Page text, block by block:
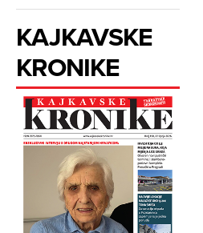
KAJKAVSKE
KRONIKE